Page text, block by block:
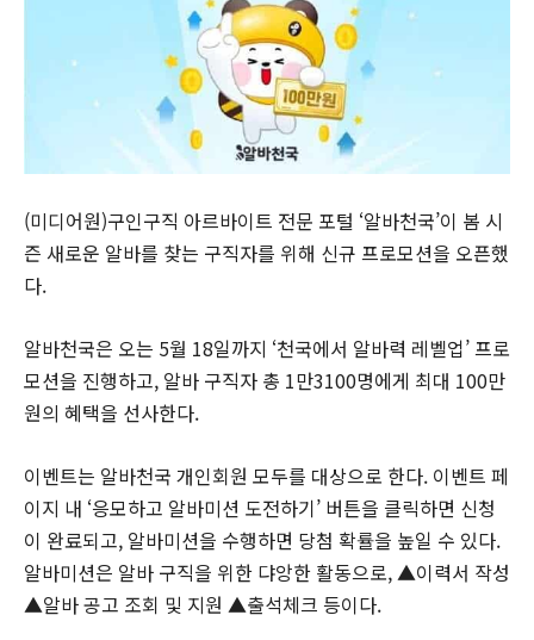
(미디어원)구인구직 아르바이트 전문 포털 ‘알바천국’이 봄 시
즌 새로운 알바를 찾는 구직자를 위해 신규 프로모션을 오픈했
다.
알바천국은 오는 5월 18일까지 ‘천국에서 알바력 레벨업’ 프로
모션을 진행하고, 알바 구직자 총 1만3100명에게 최대 100만
원의 혜택을 선사한다.
이벤트는 알바천국 개인회원 모두를 대상으로 한다. 이벤트 페
이지 내 ‘응모하고 알바미션 도전하기’ 버튼을 클릭하면 신청
이 완료되고, 알바미션을 수행하면 당첨 확률을 높일 수 있다.
알바미션은 알바 구직을 위한 댜앙한 활동으로, ▲이력서 작성
▲알바 공고 조회 및 지원 ▲출석체크 등이다.